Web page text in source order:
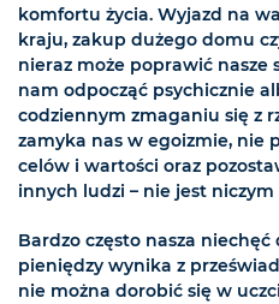
komfortu życia. Wyjazd na
kraju, zakup dużego domu
nieraz może poprawić nasze
nam odpocząć psychicznie
codziennym zmaganiu się z
zamyka nas w egoizmie, nie
celów i wartości oraz
innych ludzi – nie jest niczym
Bardzo często nasza
pieniędzy wynika z
nie można dorobić się w